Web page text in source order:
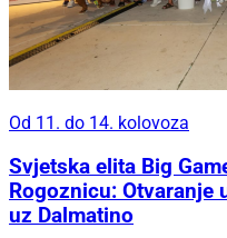
Od 11. do 14. kolovoza
Svjetska elita Big
Rogoznicu: Otvaranje
uz Dalmatino